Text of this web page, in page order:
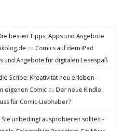
besten Tipps, Apps und Angebote
zu Comics auf dem iPad
und Angebote für digitalen Lesespaß
Scribe: Kreativität neu erleben -
eigenen Comic zu Der neue Kindle
für Comic-Liebhaber?
unbedingt ausprobieren sollten -